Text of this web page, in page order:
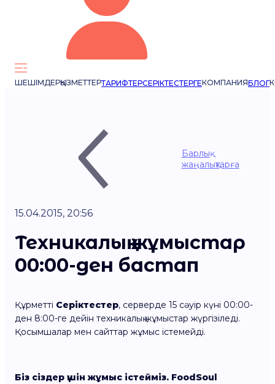
ШЕШІМДЕРҚЫЗМЕТТЕРТАРИФТЕРСЕРІКТЕСТЕРГЕКОМПАНИЯБЛОГ
Барлық
жаңалықтарға
15.04.2015, 20:56
Техникалық жұмыстар
00:00-ден бастап
Құрметті Серіктестер, серверде 15 сәуір күні 00:00-
ден 8:00-ге дейін техникалық жұмыстар жүргізіледі.
Қосымшалар мен сайттар жұмыс істемейді.
Біз сіздер үшін жұмыс істейміз. FoodSoul